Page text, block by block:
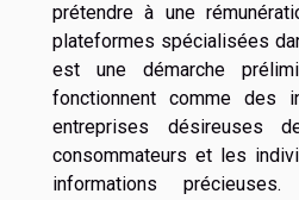
prétendre à une
plateformes spécialisées
est une démarche
fonctionnent comme des
entreprises désireuses
consommateurs et les
informations